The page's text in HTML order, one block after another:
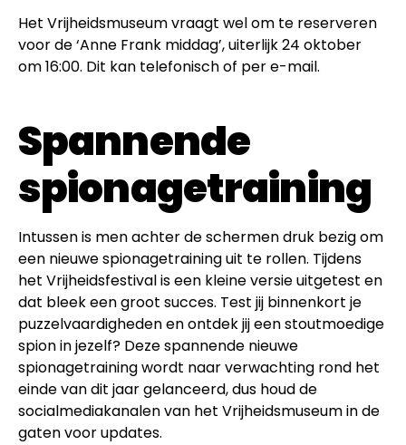
Het Vrijheidsmuseum vraagt wel om te reserveren
voor de ‘Anne Frank middag’, uiterlijk 24 oktober
om 16:00. Dit kan telefonisch of per e-mail.
Spannende
spionagetraining
Intussen is men achter de schermen druk bezig om
een nieuwe spionagetraining uit te rollen. Tijdens
het Vrijheidsfestival is een kleine versie uitgetest en
dat bleek een groot succes. Test jij binnenkort je
puzzelvaardigheden en ontdek jij een stoutmoedige
spion in jezelf? Deze spannende nieuwe
spionagetraining wordt naar verwachting rond het
einde van dit jaar gelanceerd, dus houd de
socialmediakanalen van het Vrijheidsmuseum in de
gaten voor updates.